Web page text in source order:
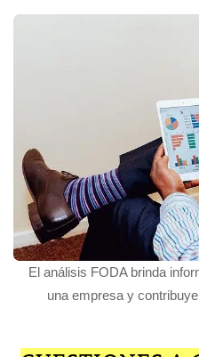
El análisis FODA brinda
una empresa y